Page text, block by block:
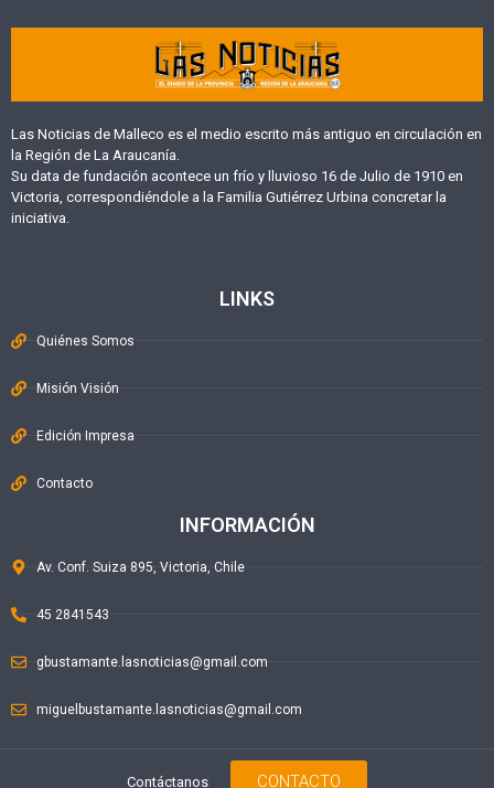
Las Noticias de Malleco es el medio escrito más antiguo en circulación en
la Región de La Araucanía.
Su data de fundación acontece un frío y lluvioso 16 de Julio de 1910 en
Victoria, correspondiéndole a la Familia Gutiérrez Urbina concretar la
iniciativa.
LINKS
Quiénes Somos
Misión Visión
Edición Impresa
Contacto
INFORMACIÓN
Av. Conf. Suiza 895, Victoria, Chile
45 2841543
gbustamante.lasnoticias@gmail.com
miguelbustamante.lasnoticias@gmail.com
Contáctanos CONTACTO